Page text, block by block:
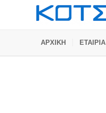
ΑΡΧΙΚΗ ΕΤΑΙΡΙΑ